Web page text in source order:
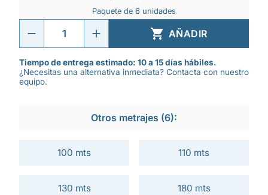
Paquete de 6 unidades
 AÑADIR
Tiempo de entrega estimado: 10 a 15 días hábiles.
¿Necesitas una alternativa inmediata? Contacta con nuestro
equipo.
Otros metrajes (6):
100 mts 110 mts
130 mts 180 mts